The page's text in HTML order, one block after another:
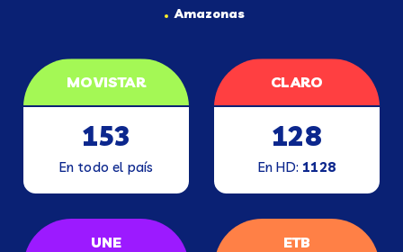
Amazonas
MOVISTAR
153
En todo el país
CLARO
128
En HD:1128
UNE ETB